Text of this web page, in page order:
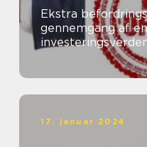
Ekstra
gennemgang af
17. januar 2024